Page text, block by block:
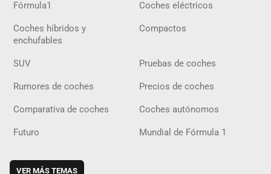
Fórmula1 Coches eléctricos
Coches híbridos y
enchufables
Compactos
SUV Pruebas de coches
Rumores de coches Precios de coches
Comparativa de coches Coches autónomos
Futuro Mundial de Fórmula 1
VER MÁS TEMAS